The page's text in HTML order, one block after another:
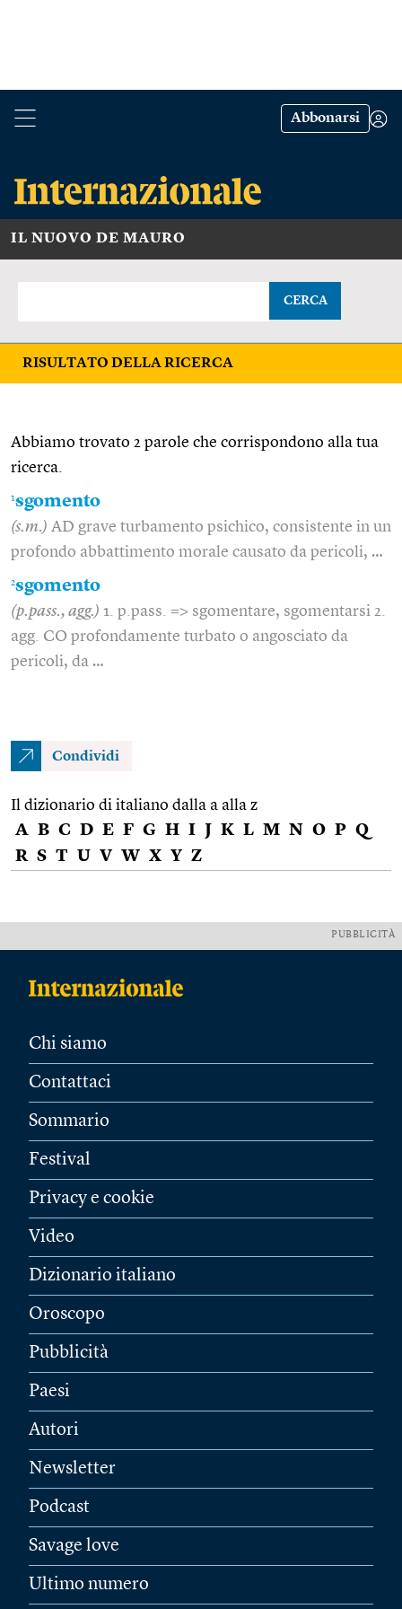
Abbonarsi
IL NUOVO DE MAURO
CERCA
RISULTATO DELLA RICERCA
Abbiamo trovato 2 parole che corrispondono alla tua
ricerca.
1sgomento
(s.m.) AD grave turbamento psichico, consistente in un
profondo abbattimento morale causato da pericoli, …
2sgomento
(p.pass., agg.) 1. p.pass. => sgomentare, sgomentarsi 2.
agg. CO profondamente turbato o angosciato da
pericoli, da …
Condividi
Il dizionario di italiano dalla a alla z
A B C D E F G H I J K L M N O P Q
R S T U V W X Y Z
PUBBLICITÀ
Chi siamo
Contattaci
Sommario
Festival
Privacy e cookie
Video
Dizionario italiano
Oroscopo
Pubblicità
Paesi
Autori
Newsletter
Podcast
Savage love
Ultimo numero